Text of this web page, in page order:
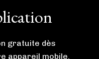
gratuite dès
appareil mobile.